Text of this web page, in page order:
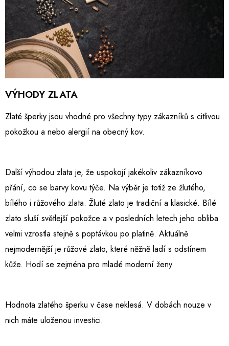
VÝHODY ZLATA
Zlaté šperky jsou vhodné pro všechny typy zákazníků s citlivou
pokožkou a nebo alergií na obecný kov.
Další výhodou zlata je, že uspokojí jakékoliv zákazníkovo
přání, co se barvy kovu týče. Na výběr je totiž ze žlutého,
bílého i růžového zlata. Žluté zlato je tradiční a klasické. Bílé
zlato sluší světlejší pokožce a v posledních letech jeho obliba
velmi vzrostla stejně s poptávkou po platině. Aktuálně
nejmodernější je růžové zlato, které něžně ladí s odstínem
kůže. Hodí se zejména pro mladé moderní ženy.
Hodnota zlatého šperku v čase neklesá. V dobách nouze v
nich máte uloženou investici.